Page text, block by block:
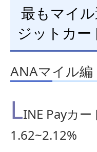
最もマイ
ジットカー
ANAマイル編
LINE Payカ
1.62~2.12%